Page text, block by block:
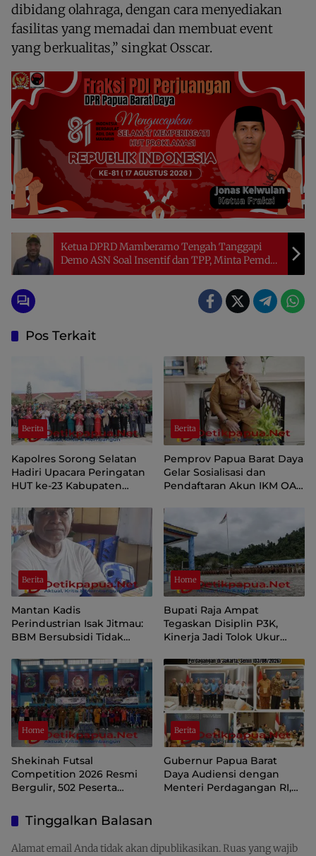
dibidang olahraga, dengan cara menyediakan
fasilitas yang memadai dan membuat event
yang berkualitas,” singkat Osscar.
Ketua DPRD Mamberamo Tengah Tanggapi
Demo ASN Soal Insentif dan TPP, Minta Pemda
Segera Beri Penjelasan Terbuka
Pos Terkait
Berita
Kapolres Sorong Selatan
Hadiri Upacara Peringatan
HUT ke-23 Kabupaten
Berita
Pemprov Papua Barat Daya
Gelar Sosialisasi dan
Pendaftaran Akun IKM OAP
Berita
Mantan Kadis
Perindustrian Isak Jitmau:
BBM Bersubsidi Tidak
Distribusi Perlu Diperkuat
Home
Bupati Raja Ampat
Tegaskan Disiplin P3K,
Kinerja Jadi Tolok Ukur
Home
Shekinah Futsal
Competition 2026 Resmi
Bergulir, 502 Peserta
Pembinaan Generasi Muda
Raja Ampat
Berita
Gubernur Papua Barat
Daya Audiensi dengan
Menteri Perdagangan RI,
Indonesia
Tinggalkan Balasan
Alamat email Anda tidak akan dipublikasikan.Ruas yang wajib